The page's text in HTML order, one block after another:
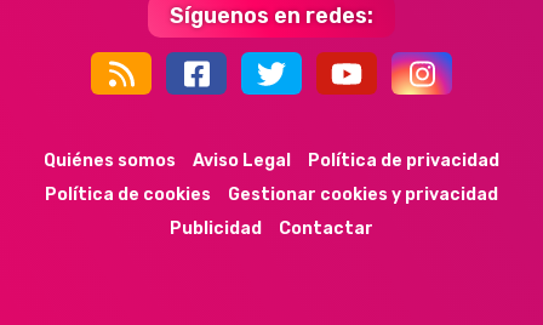
Síguenos en redes:
44k 9k 35k 352
Quiénes somos Aviso Legal
Política de privacidad
Política de cookies
Gestionar cookies y privacidad
Publicidad
Contactar